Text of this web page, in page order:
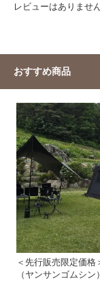
レビューはありません
おすすめ商品
＜先行販売限定価格
（ヤンサンゴムシン